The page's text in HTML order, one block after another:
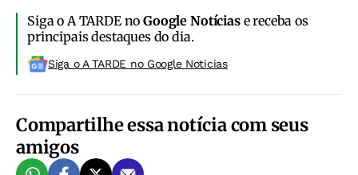
Siga o A TARDE noGoogle Notíciase receba os
principais destaques do dia.
Siga o A TARDE no Google Noticias
Compartilhe essa notícia com seus
amigos